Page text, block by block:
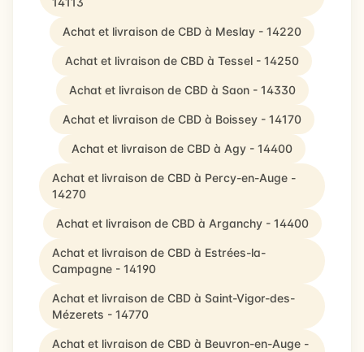
Achat et livraison de CBD à Meslay - 14220
Achat et livraison de CBD à Tessel - 14250
Achat et livraison de CBD à Saon - 14330
Achat et livraison de CBD à Boissey - 14170
Achat et livraison de CBD à Agy - 14400
Achat et livraison de CBD à Percy-en-Auge -
14270
Achat et livraison de CBD à Arganchy - 14400
Achat et livraison de CBD à Estrées-la-
Campagne - 14190
Achat et livraison de CBD à Saint-Vigor-des-
Mézerets - 14770
Achat et livraison de CBD à Beuvron-en-Auge -